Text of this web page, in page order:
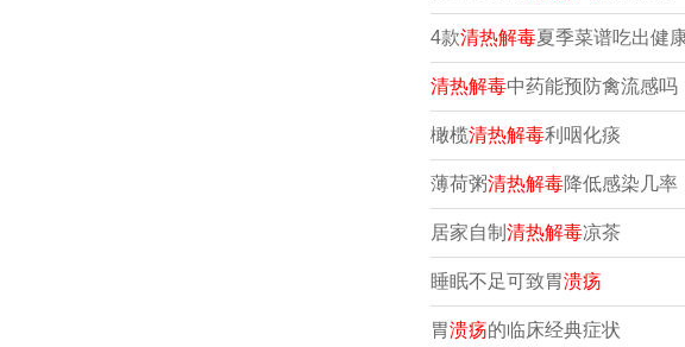
4款清热解毒夏季菜谱吃出健
清热解毒中药能预防禽流感吗
橄榄清热解毒利咽化痰
薄荷粥清热解毒降低感染几率
居家自制 清热解毒凉茶
睡眠不足可致胃溃疡
胃溃疡的临床经典症状